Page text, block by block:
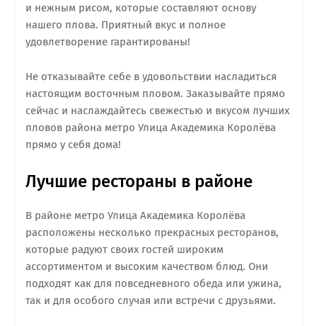
и нежным рисом, которые составляют основу
нашего плова. Приятный вкус и полное
удовлетворение гарантированы!
Не отказывайте себе в удовольствии насладиться
настоящим восточным пловом. Заказывайте прямо
сейчас и наслаждайтесь свежестью и вкусом лучших
пловов района метро Улица Академика Королёва
прямо у себя дома!
Лучшие рестораны в районе
В районе метро Улица Академика Королёва
расположены несколько прекрасных ресторанов,
которые радуют своих гостей широким
ассортиментом и высоким качеством блюд. Они
подходят как для повседневного обеда или ужина,
так и для особого случая или встречи с друзьями.